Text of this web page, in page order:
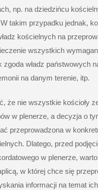
np. na dziedzińcu
takim przypadku jednak,
kościelnych na
wszystkich
władz państwowych
na danym terenie, itp.
że nie wszystkie kościoły
w plenerze, a decyzja o
przeprowadzona w
Dlatego, przed
w plenerze,
w której chce się
informacji na temat